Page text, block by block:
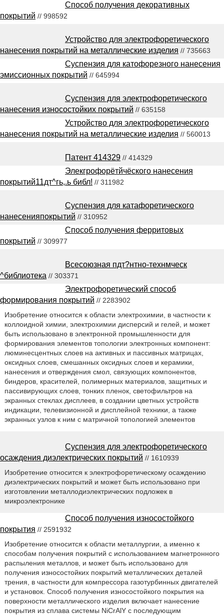
Способ получения декоративных
покрытий // 998592
Устройство для электрофоретического
нанесения покрытий на металлические изделия // 735663
Суспензия для катофорезного нанесения
эмиссионных покрытий // 645994
Суспензия для электрофоретического
нанесения износостойких покрытий // 635158
Устройство для электрофоретического
нанесения покрытий на металлические изделия // 560013
Патент 414329 // 414329
Элекгрофорётйчёского нанесения
покрытий11дт^гь,.ь библ! // 311982
Суспензия для катафоретического
нанесенияпокрытий // 310952
Способ получения ферритовых
покрытий // 309977
Всесоюзная пдт?нтно-технмческ
^библиотека // 303371
Электрофоретический способ
формирования покрытий // 2283902
Изобретение относится к области электрохимии, в частности к
коллоидной химии, электрохимии дисперсий и гелей, и может
быть использовано в электронной промышленности для
формирования элементов топологии электронных компонент:
люминесцентных слоев на активных и пассивных матрицах,
оксидных слоев, смешанных оксидных слоев и керамики,
нанесения и отверждения смол, связующих компонентов,
биндеров, красителей, полимерных материалов, защитных и
пассивирующих слоев, тонких пленок, светофильтров на
экранных стеклах дисплеев, в создании цветных устройств
индикации, телевизионной и дисплейной техники, а также
экранных узлов к ним с матричной топологией элементов
Суспензия для электрофоретического
осаждения диэлектрических покрытий // 1610939
Изобретение относится к электрофоретическому осаждению
диэлектрических покрытий и может быть использовано при
изготовлении металлодиэлектрических подложек в
микроэлектронике
Способ получения износостойкого
покрытия // 2591932
Изобретение относится к области металлургии, а именно к
способам получения покрытий с использованием магнетронного
распыления металлов, и может быть использовано для
получения износостойких покрытий металлических деталей
трения, в частности для компрессора газотурбинных двигателей
и установок. Способ получения износостойкого покрытия на
поверхности металлического изделия включает нанесение
покрытия из сплава системы NiCrAlY с последующим